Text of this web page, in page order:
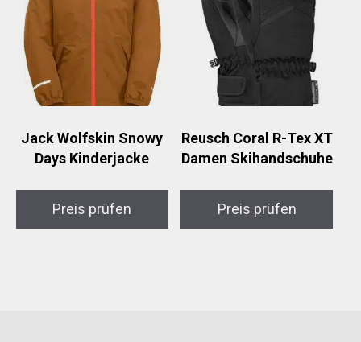
Jack Wolfskin Snowy
Days Kinderjacke
Preis prüfen
Reusch Coral R-Tex XT
Damen Skihandschuhe
Preis prüfen